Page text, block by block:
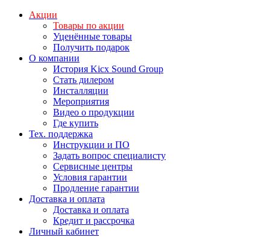
Акции
Товары по акции
Уценённые товары
Получить подарок
О компании
История Kicx Sound Group
Стать дилером
Инсталляции
Мероприятия
Видео о продукции
Где купить
Тех. поддержка
Инструкции и ПО
Задать вопрос специалисту
Сервисные центры
Условия гарантии
Продление гарантии
Доставка и оплата
Доставка и оплата
Кредит и рассрочка
Личный кабинет